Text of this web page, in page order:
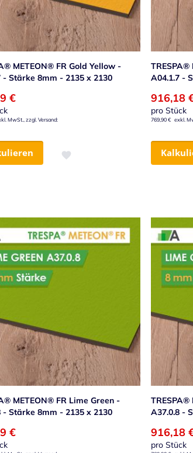
METEON® FR Gold Yellow -
- Stärke 8mm - 2135 x 2130
€
Zur Wunschliste hinzufügen
TRESPA®
A04.1.7 -
916,18
pro Stück
769,90 €
METEON® FR Lime Green -
- Stärke 8mm - 2135 x 2130
€
TRESPA®
A37.0.8 -
916,18
pro Stück